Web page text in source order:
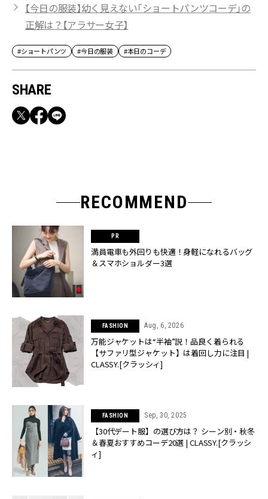
【今日の服装】幼く見えない「ショートパンツコーデ」の
正解は？【アラサー女子】
#ショートパンツ #今日の服装 #本日のコーデ
SHARE
RECOMMEND
満員電車も外回りも快適！身軽になれるバッグ
＆スマホショルダー3選
FASHION Aug, 6, 2026
万能ジャケットは“半袖”説！品良く着られる
【サファリ型ジャケット】は着回し力に注目 |
CLASSY.[クラッシィ]
FASHION Sep, 30, 2025
【30代デート服】の選び方は？ シーン別・秋冬
＆春夏おすすめコーデ20選 | CLASSY.[クラッシ
ィ]